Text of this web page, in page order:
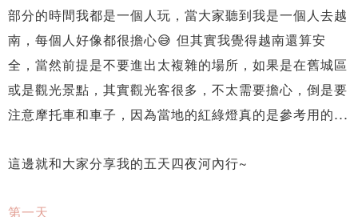
部分的時間我都是一個人玩，當大家聽到我是一個人去越
南，每個人好像都很擔心😅 但其實我覺得越南還算安
全，當然前提是不要進出太複雜的場所，如果是在舊城區
或是觀光景點，其實觀光客很多，不太需要擔心，倒是要
注意摩托車和車子，因為當地的紅綠燈真的是參考用的...
這邊就和大家分享我的五天四夜河內行~
第一天